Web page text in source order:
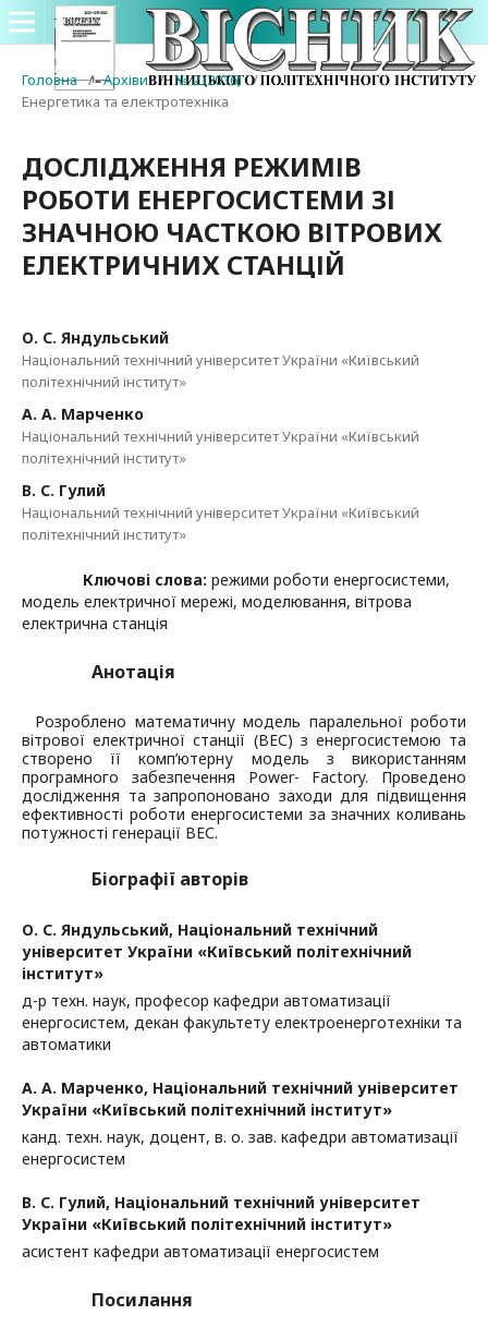
Головна / Архіви / № 2 (2016) /
Енергетика та електротехніка
ДОСЛІДЖЕННЯ РЕЖИМІВ
РОБОТИ ЕНЕРГОСИСТЕМИ ЗІ
ЗНАЧНОЮ ЧАСТКОЮ ВІТРОВИХ
ЕЛЕКТРИЧНИХ СТАНЦІЙ
О. С. Яндульський
Національний технічний університет України «Київський
політехнічний інститут»
А. А. Марченко
Національний технічний університет України «Київський
політехнічний інститут»
В. С. Гулий
Національний технічний університет України «Київський
політехнічний інститут»
Ключові слова: режими роботи енергосистеми,
модель електричної мережі, моделювання, вітрова
електрична станція
Анотація
Розроблено математичну модель паралельної роботи
вітрової електричної станції (ВЕС) з енергосистемою та
створено її комп’ютерну модель з використанням
програмного забезпечення Power­- Factory. Проведено
дослідження та запропоновано заходи для підвищення
ефективності роботи енергосистеми за значних коливань
потужності генерації ВЕС.
Біографії авторів
О. С. Яндульський, Національний технічний
університет України «Київський політехнічний
інститут»
д-р техн. наук, професор кафедри автоматизації
енергосистем, декан факультету електроенерготехніки та
автоматики
А. А. Марченко, Національний технічний університет
України «Київський політехнічний інститут»
канд. техн. наук, доцент, в. о. зав. кафедри автоматизації
енергосистем
В. С. Гулий, Національний технічний університет
України «Київський політехнічний інститут»
асистент кафедри автоматизації енергосистем
Посилання